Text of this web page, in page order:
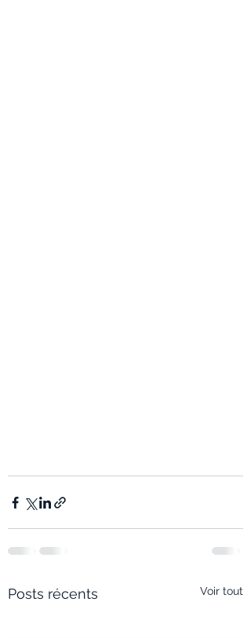
Posts récents Voir tout